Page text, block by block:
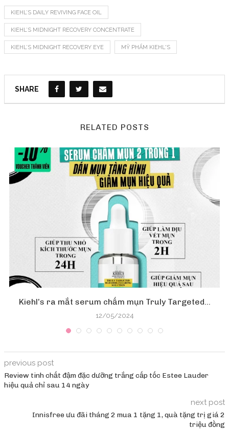
KIEHL’S DAILY REVIVING FACE OIL
KIEHL’S MIDNIGHT RECOVERY CONCENTRATE
KIEHL’S MIDNIGHT RECOVERY EYE MỸ PHẨM KIEHL'S
SHARE
RELATED POSTS
Kiehl’s ra mắt serum chấm mụn Truly Targeted...
12/05/2024
previous post
Review tinh chất đậm đặc dưỡng trắng cấp tốc Estee Lauder
hiệu quả chỉ sau 14 ngày
next post
Innisfree ưu đãi tháng 2 mua 1 tặng 1, quà tặng trị giá 2
triệu đồng